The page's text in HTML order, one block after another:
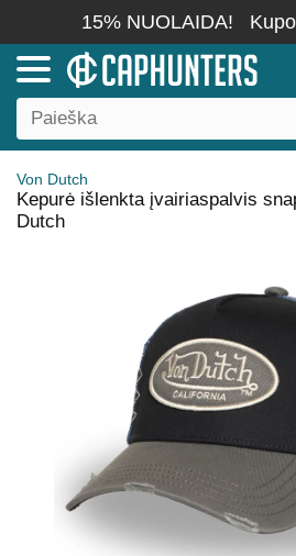
15% NUOLAIDA!
Von Dutch
Kepurė išlenkta įvairiaspalvis
Dutch